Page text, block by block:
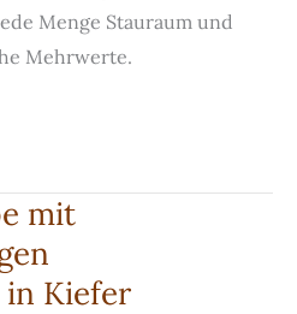
Menge Stauraum und
Mehrwerte.
mit
in Kiefer